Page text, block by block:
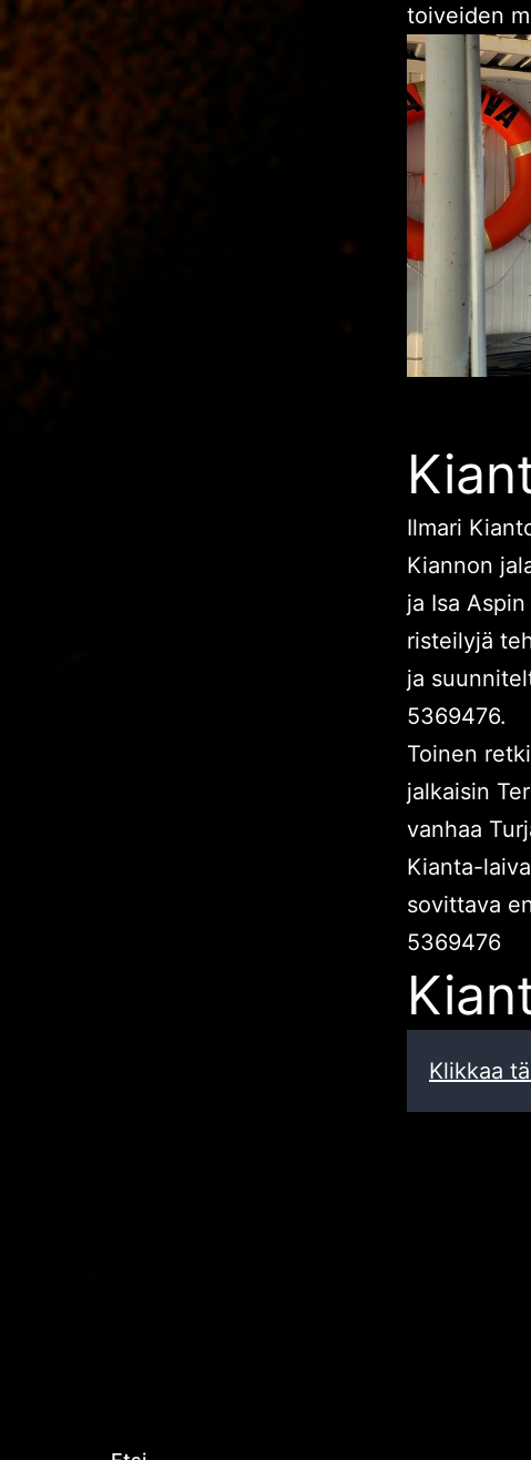
toiveiden
Ilmari
Kiannon
ja Isa
risteilyjä
ja
5369476.
Toinen
jalkaisin
vanhaa
Kianta-
sovittava
5369476
Klikkaa